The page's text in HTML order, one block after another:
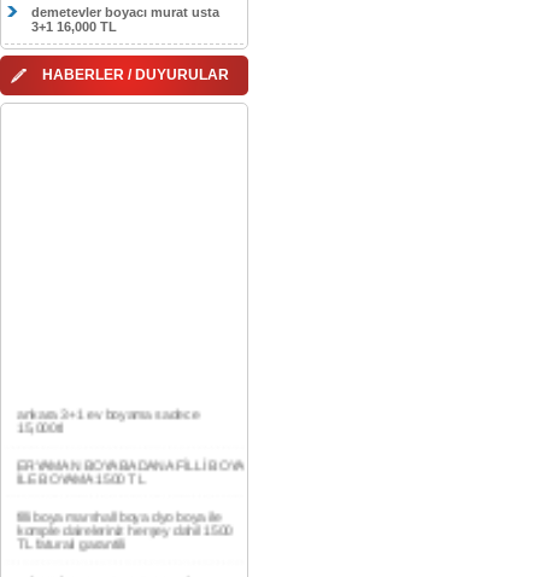
demetevler boyacı murat usta
3+1 16,000 TL
HABERLER / DUYURULAR
ERYAMAN BOYA BADANA FİLLİ BOYA
İLE BOYAMA 1500 TL
filli boya marshall boya dyo boya ile
komple daireleriniz herşey dahil 1500
ankara boyacı ucuz oyacı ankara
15.000TL